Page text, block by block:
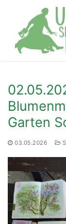
springen
Garten
03.05.2026